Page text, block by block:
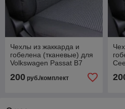
Чехлы из жаккарда и
гобелена (тканевые) для
Volkswagen Passat B7
200 руб./комплект